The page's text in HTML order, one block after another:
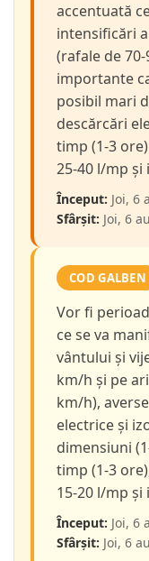
accentuată
intensificări
(rafale de
importante
posibil mari
descărcări
timp (1-3
25-40 l/mp și
Început: Joi, 6
Sfârșit: Joi, 6
COD GALBEN
Vor fi
ce se va
vântului și
km/h și pe
km/h),
electrice și
dimensiuni
timp (1-3
15-20 l/mp și
Început: Joi, 6
Sfârșit: Joi, 6